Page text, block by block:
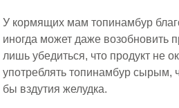
У кормящих мам топинамбур
иногда может даже
лишь убедиться, что продукт не
употреблять топинамбур сырым,
бы вздутия желудка.